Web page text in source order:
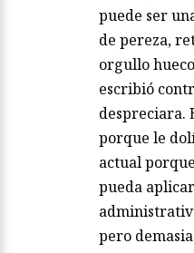
No fue solo
acabó mal.
antes que
puede ser
de pereza,
orgullo
escribió
despreciara.
porque le
actual porque